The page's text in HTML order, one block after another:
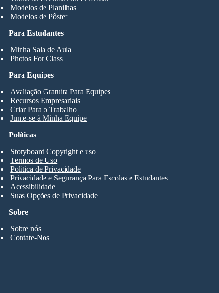
Para Estudantes
Minha Sala de Aula
Photos For Class
Modelos de Planilhas
Modelos de Pôster
Para Equipes
Avaliação Gratuita Para Equipes
Recursos Empresariais
Criar Para o Trabalho
Junte-se à Minha Equipe
Sobre
Sobre nós
Contate-Nos
Políticas
Storyboard Copyright e uso
Termos de Uso
Política de Privacidade
Privacidade e Segurança Para Escolas e Estudantes
Acessibilidade
Suas Opções de Privacidade